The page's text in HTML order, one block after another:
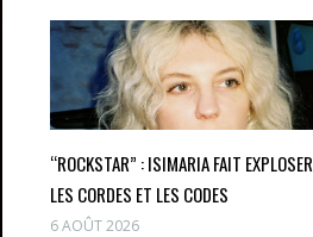
“ROCKSTAR” : ISIMARIA FAIT EXPLOSER
LES CORDES ET LES CODES
6 AOÛT 2026